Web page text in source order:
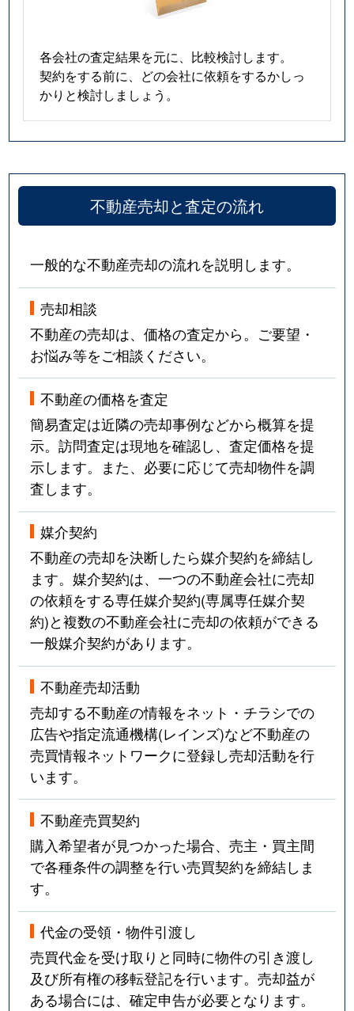
各会社の査定結果を元に、比較検討します。
契約をする前に、どの会社に依頼をするかしっ
かりと検討しましょう。
不動産売却と査定の流れ
一般的な不動産売却の流れを説明します。
売却相談
不動産の売却は、価格の査定から。ご要望・
お悩み等をご相談ください。
不動産の価格を査定
簡易査定は近隣の売却事例などから概算を提
示。訪問査定は現地を確認し、査定価格を提
示します。また、必要に応じて売却物件を調
査します。
媒介契約
不動産の売却を決断したら媒介契約を締結し
ます。媒介契約は、一つの不動産会社に売却
の依頼をする専任媒介契約(専属専任媒介契
約)と複数の不動産会社に売却の依頼ができる
一般媒介契約があります。
不動産売却活動
売却する不動産の情報をネット・チラシでの
広告や指定流通機構(レインズ)など不動産の
売買情報ネットワークに登録し売却活動を行
います。
不動産売買契約
購入希望者が見つかった場合、売主・買主間
で各種条件の調整を行い売買契約を締結しま
す。
代金の受領・物件引渡し
売買代金を受け取りと同時に物件の引き渡し
及び所有権の移転登記を行います。売却益が
ある場合には、確定申告が必要となります。